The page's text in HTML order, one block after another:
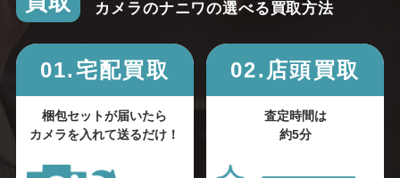
カメラのナニワの選べる買取方法
01.宅配買取
梱包セットが届いたら
カメラを入れて送るだけ！
02.店頭買取
査定時間は
約5分